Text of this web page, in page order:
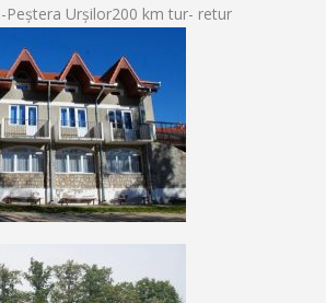
Urşilor200 km tur- retur